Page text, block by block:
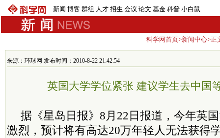
新闻 博客 群组 人才 招生 会议 论文 基金 科普 小白鼠
科学网首页>新闻中心>正
来源：环球网 发布时间：2010-8-22 21:42:54
英国大学学位紧张 建议学生去中国
据《星岛日报》8月22日报道，今年英
激烈，预计将有高达20万年轻人无法获得